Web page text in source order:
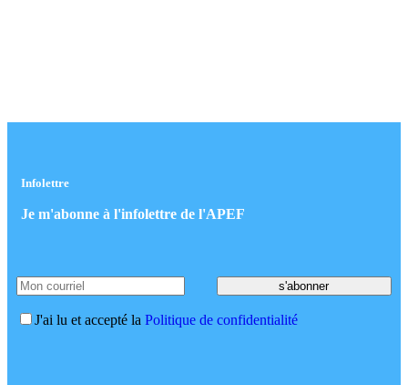
Infolettre
Je m'abonne à l'infolettre de l'APEF
J'ai lu et accepté la Politique de confidentialité